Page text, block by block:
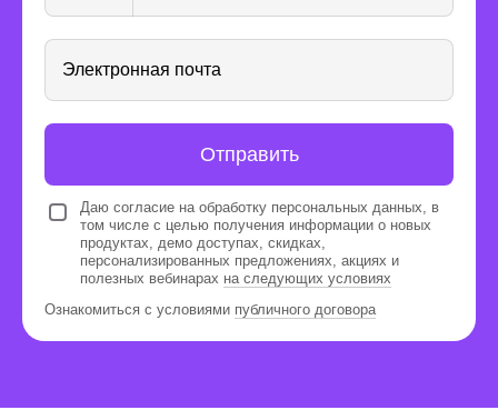
Электронная почта
Отправить
Даю согласие на обработку персональных данных, в
том числе с целью получения информации о новых
продуктах, демо доступах, скидках,
персонализированных предложениях, акциях и
полезных вебинарах на следующих условиях
Ознакомиться с условиями публичного договора
Ребята достигают результатов
8 месяцев — это привычная
длительность обучения для школьника.
теорию и собрать портфолио из пяти
игр.